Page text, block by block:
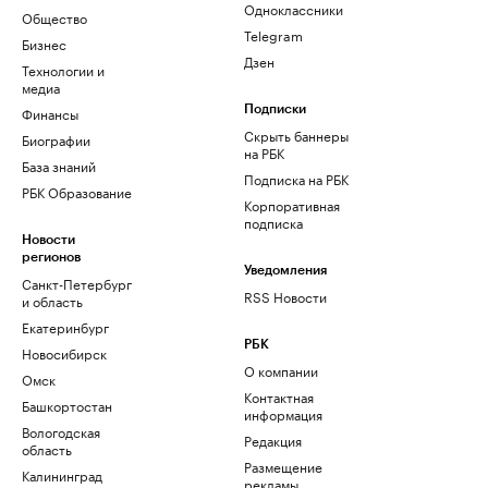
Общество
Бизнес
Технологии и
медиа
Финансы
Биографии
База знаний
РБК Образование
Новости
регионов
Санкт-Петербург
и область
Екатеринбург
Новосибирск
Омск
Башкортостан
Вологодская
область
Калининград
Одноклассники
Telegram
Дзен
Подписки
Скрыть баннеры
на РБК
Подписка на РБК
Корпоративная
подписка
Уведомления
RSS Новости
РБК
О компании
Контактная
информация
Редакция
Размещение
рекламы